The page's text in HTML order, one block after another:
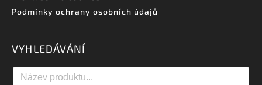
Podmínky ochrany osobních údajů
VYHLEDÁVÁNÍ